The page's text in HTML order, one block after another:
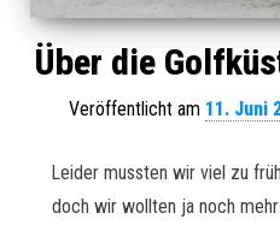
Über die
Veröffentlicht am 11. Juni
Leider mussten wir viel zu
doch wir wollten ja noch